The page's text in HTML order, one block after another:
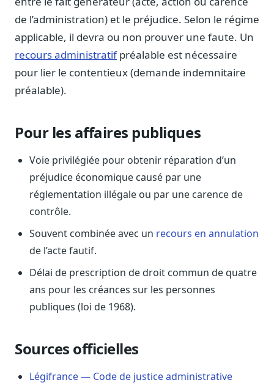
17 guides sur le Parlement, la procédure, le plaidoyer
Blog & Podcast Hémicycle
Analyses, méthodes, coulisses
1027 termes expliqués
Glossaire affaires publiques
Lexique par thème métier
Sources couvertes
Nouveautés produit
Le changelog mensuel
Public Sénat, ONG, cabinets
Méthode, valeurs et équipe
Fiabilité, souveraineté, sobriété
Sécurité
Hébergement européen, RGPD
de l’administration) et le préjudice. Selon le régime
applicable, il devra ou non prouver une faute. Un
recours administratifpréalable est nécessaire
pour lier le contentieux (demande indemnitaire
préalable).
Pour les affaires publiques
Voie privilégiée pour obtenir réparation d’un
préjudice économique causé par une
réglementation illégale ou par une carence de
contrôle.
Souvent combinée avec un recours en annulation
de l’acte fautif.
Délai de prescription de droit commun de quatre
ans pour les créances sur les personnes
publiques (loi de 1968).
Sources officielles
Légifrance — Code de justice administrative